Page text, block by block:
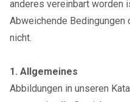
anderes vereinbart worden
Abweichende
nicht.
1. Allgemeines
Abbildungen in unseren